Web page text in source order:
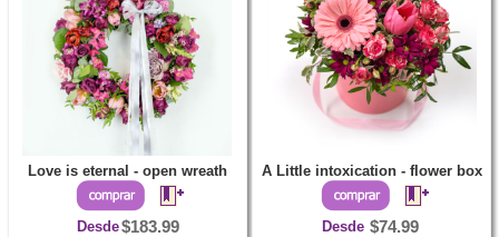
Love is eternal - open wreath
Desde$183.99
A Little intoxication - flower box
Desde $74.99